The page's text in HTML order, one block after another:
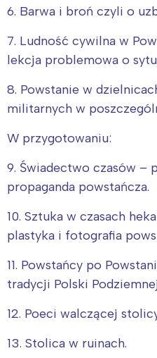
6. Barwa i broń czyli o
7. Ludność cywilna w
lekcja problemowa o
8. Powstanie w
militarnych w
W przygotowaniu:
9. Świadectwo czasów –
propaganda powstańcza.
10. Sztuka w czasach
plastyka i fotografia
11. Powstańcy po
tradycji Polski
12. Poeci walczącej
13. Stolica w ruinach.